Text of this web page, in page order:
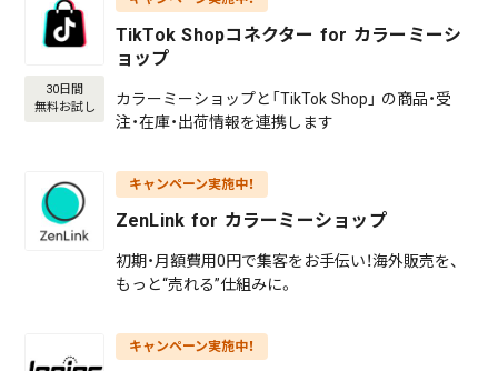
30日間
無料お試し
TikTok Shopコネクター for カラーミーシ
ョップ
カラーミーショップと「TikTok Shop」 の商品・受
注・在庫・出荷情報を連携します
キャンペーン実施中！
ZenLink for カラーミーショップ
初期・月額費用0円で集客をお手伝い！海外販売を、
もっと“売れる”仕組みに。
キャンペーン実施中！